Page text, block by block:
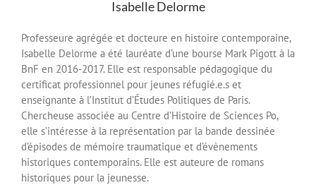
Isabelle Delorme
Professeure agrégée et docteure en histoire contemporaine,
Isabelle Delorme a été lauréate d’une bourse Mark Pigott à la
BnF en 2016-2017. Elle est responsable pédagogique du
certificat professionnel pour jeunes réfugié.e.s et
enseignante à l’Institut d’Études Politiques de Paris.
Chercheuse associée au Centre d’Histoire de Sciences Po,
elle s’intéresse à la représentation par la bande dessinée
d’épisodes de mémoire traumatique et d’évènements
historiques contemporains. Elle est auteure de romans
historiques pour la jeunesse.